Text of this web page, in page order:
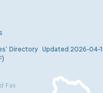
Directory Updated 2026-04-
Fax